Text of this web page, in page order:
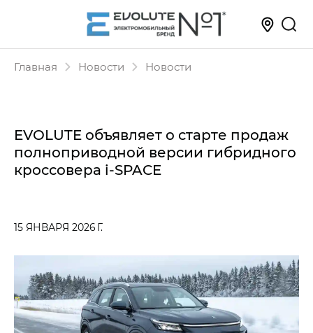
Главная Новости Новости
EVOLUTE объявляет о старте продаж
полноприводной версии гибридного
кроссовера i‑SPACE
15 ЯНВАРЯ 2026 Г.